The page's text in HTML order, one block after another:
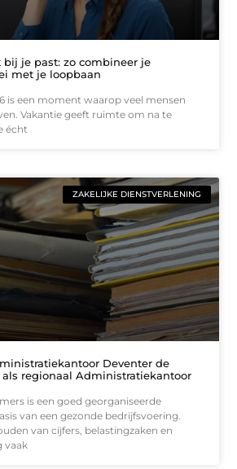
je past: zo combineer je
met je loopbaan
is een moment waarop veel mensen
Vakantie geeft ruimte om na te
écht
ZAKELIJKE DIENSTVERLENING
Deventer de
regionaal Administratiekantoor
is een goed georganiseerde
van een gezonde bedrijfsvoering.
van cijfers, belastingzaken en
vaak